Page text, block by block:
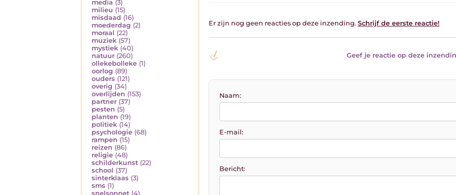
media (3)
milieu (15)
misdaad (16)
moederdag (2)
moraal (22)
muziek (57)
mystiek (40)
natuur (260)
ollekebolleke (1)
oorlog (89)
ouders (121)
overig (34)
overlijden (153)
partner (37)
pesten (5)
planten (19)
politiek (14)
psychologie (68)
rampen (15)
reizen (86)
religie (48)
schilderkunst (22)
school (37)
sinterklaas (3)
sms (1)
snelsonnet (4)
Er zijn nog geen reacties op deze inzending. Schrijf de eerste reactie!
Geef je reactie op deze
Naam:
E-mail:
Bericht: